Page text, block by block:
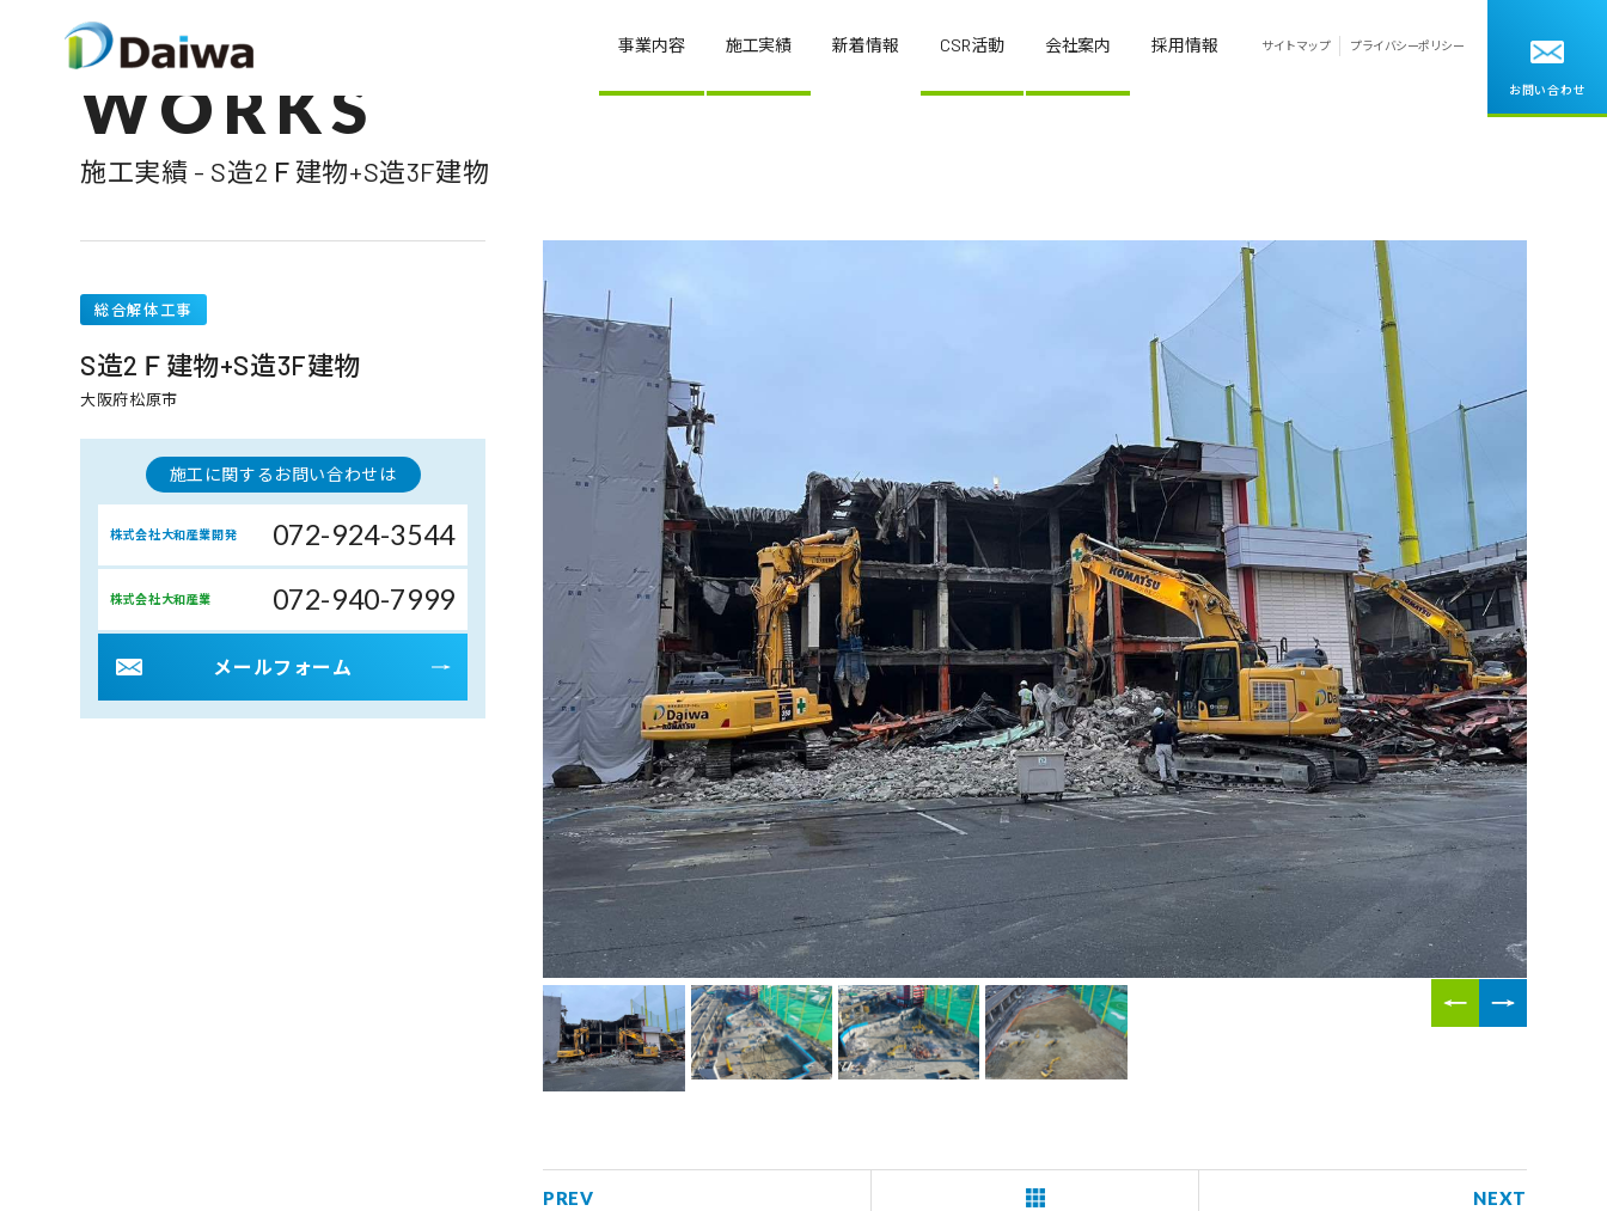
事業内容 施工実績 新着情報 CSR活動 会社案内 採用情報 サイトマップ プライバシーポリシー
お問い合わせ
WORKS
施工実績 - S造2Ｆ建物+S造3F建物
総合解体工事
S造2Ｆ建物+S造3F建物
大阪府松原市
施工に関するお問い合わせは
株式会社大和産業開発 072-924-3544
株式会社大和産業 072-940-7999
メールフォーム
PREV NEXT